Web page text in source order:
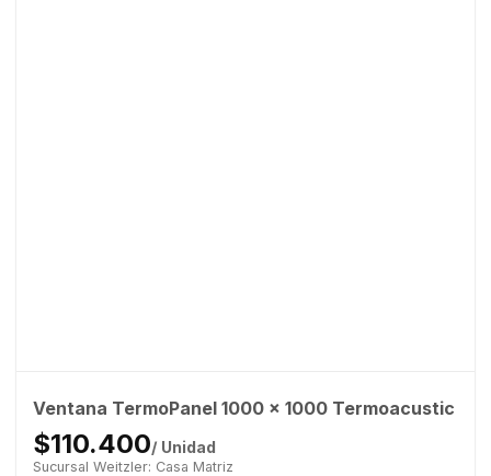
Ventana TermoPanel 1000 x 1000 Termoacustic
$110.400/ Unidad
Sucursal Weitzler: Casa Matriz